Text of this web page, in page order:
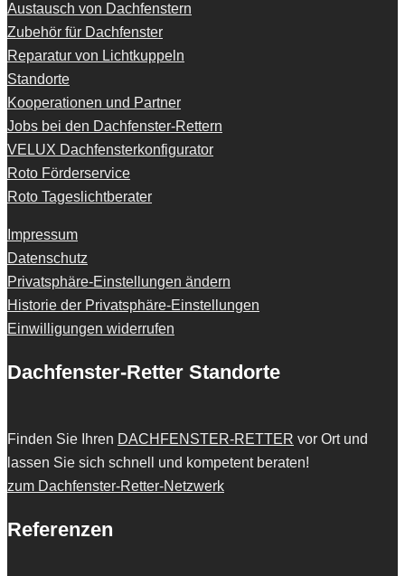
Austausch von Dachfenstern
Zubehör für Dachfenster
Reparatur von Lichtkuppeln
Standorte
Kooperationen und Partner
Jobs bei den Dachfenster-Rettern
VELUX Dachfensterkonfigurator
Roto Förderservice
Roto Tageslichtberater
Impressum
Datenschutz
Privatsphäre-Einstellungen ändern
Historie der Privatsphäre-Einstellungen
Einwilligungen widerrufen
Dachfenster-Retter Standorte
Finden Sie Ihren DACHFENSTER-RETTER vor Ort und
lassen Sie sich schnell und kompetent beraten!
zum Dachfenster-Retter-Netzwerk
Referenzen